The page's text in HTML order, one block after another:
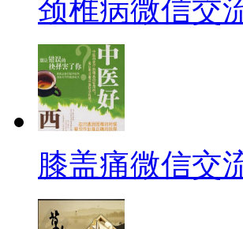
颈椎病微信交
膝盖痛微信交